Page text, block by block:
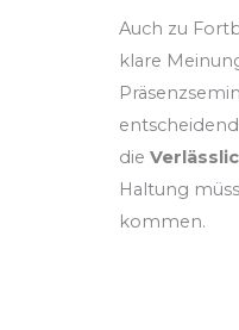
Auch zu
klare
die
Haltung
kommen.